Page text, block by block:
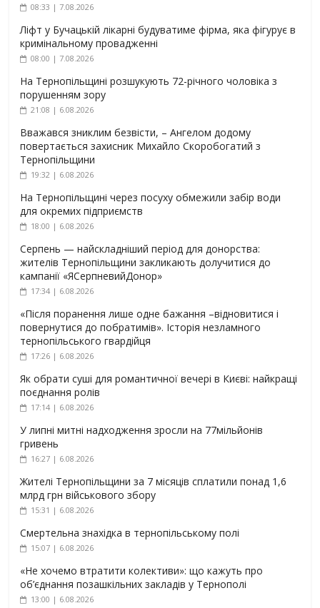
08:33 | 7.08.2026
Ліфт у Бучацькій лікарні будуватиме фірма, яка фігурує в
кримінальному провадженні
08:00 | 7.08.2026
На Тернопільщині розшукують 72-річного чоловіка з
порушенням зору
21:08 | 6.08.2026
Вважався зниклим безвісти, – Ангелом додому
повертається захисник Михайло Скоробогатий з
Тернопільщини
19:32 | 6.08.2026
На Тернопільщині через посуху обмежили забір води
для окремих підприємств
18:00 | 6.08.2026
Серпень — найскладніший період для донорства:
жителів Тернопільщини закликають долучитися до
кампанії «ЯСерпневийДонор»
17:34 | 6.08.2026
«Після поранення лише одне бажання –відновитися і
повернутися до побратимів». Історія незламного
тернопільського гвардійця
17:26 | 6.08.2026
Як обрати суші для романтичної вечері в Києві: найкращі
поєднання ролів
17:14 | 6.08.2026
У липні митні надходження зросли на 77мільйонів
гривень
16:27 | 6.08.2026
Жителі Тернопільщини за 7 місяців сплатили понад 1,6
млрд грн військового збору
15:31 | 6.08.2026
Смертельна знахідка в тернопільському полі
15:07 | 6.08.2026
«Не хочемо втратити колективи»: що кажуть про
об’єднання позашкільних закладів у Тернополі
13:00 | 6.08.2026